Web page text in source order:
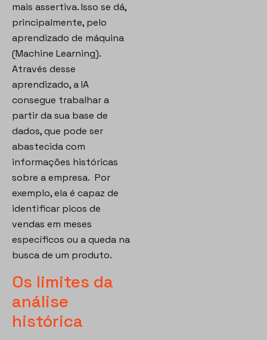
mais assertiva. Isso se dá,
principalmente, pelo
aprendizado de máquina
(Machine Learning).
Através desse
aprendizado, a IA
consegue trabalhar a
partir da sua base de
dados, que pode ser
abastecida com
informações históricas
sobre a empresa. Por
exemplo, ela é capaz de
identificar picos de
vendas em meses
específicos ou a queda na
busca de um produto.
Os limites da
análise
histórica